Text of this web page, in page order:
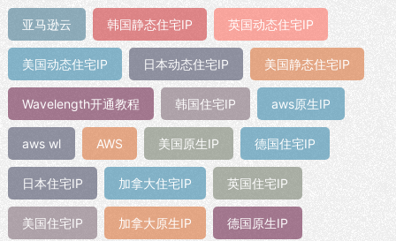
亚马逊云 韩国静态住宅IP 英国动态住宅IP
美国动态住宅IP 日本动态住宅IP 美国静态住宅IP
Wavelength开通教程 韩国住宅IP aws原生IP
aws wl AWS 美国原生IP 德国住宅IP
日本住宅IP 加拿大住宅IP 英国住宅IP
美国住宅IP 加拿大原生IP 德国原生IP